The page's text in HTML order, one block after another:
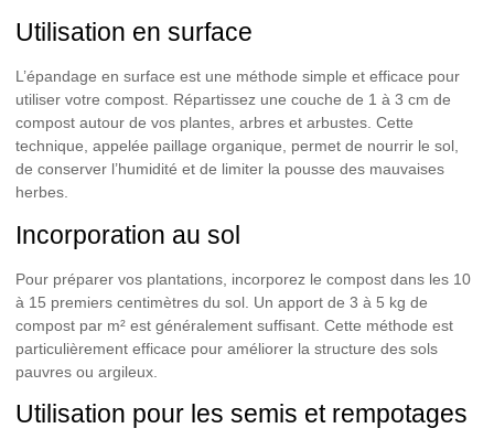
Utilisation en surface
L’épandage en surface est une méthode simple et efficace pour
utiliser votre compost. Répartissez une couche de 1 à 3 cm de
compost autour de vos plantes, arbres et arbustes. Cette
technique, appelée paillage organique, permet de nourrir le sol,
de conserver l’humidité et de limiter la pousse des mauvaises
herbes.
Incorporation au sol
Pour préparer vos plantations, incorporez le compost dans les 10
à 15 premiers centimètres du sol. Un apport de 3 à 5 kg de
compost par m² est généralement suffisant. Cette méthode est
particulièrement efficace pour améliorer la structure des sols
pauvres ou argileux.
Utilisation pour les semis et rempotages